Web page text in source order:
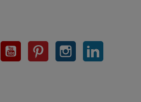
YouTubePinterestInstagram